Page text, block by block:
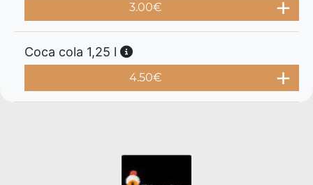
3.00€
Coca cola 1,25 l
4.50€